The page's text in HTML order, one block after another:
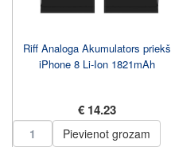
Riff Analoga Akumulators priekš
iPhone 8 Li-Ion 1821mAh
€ 14.23
Pievienot grozam